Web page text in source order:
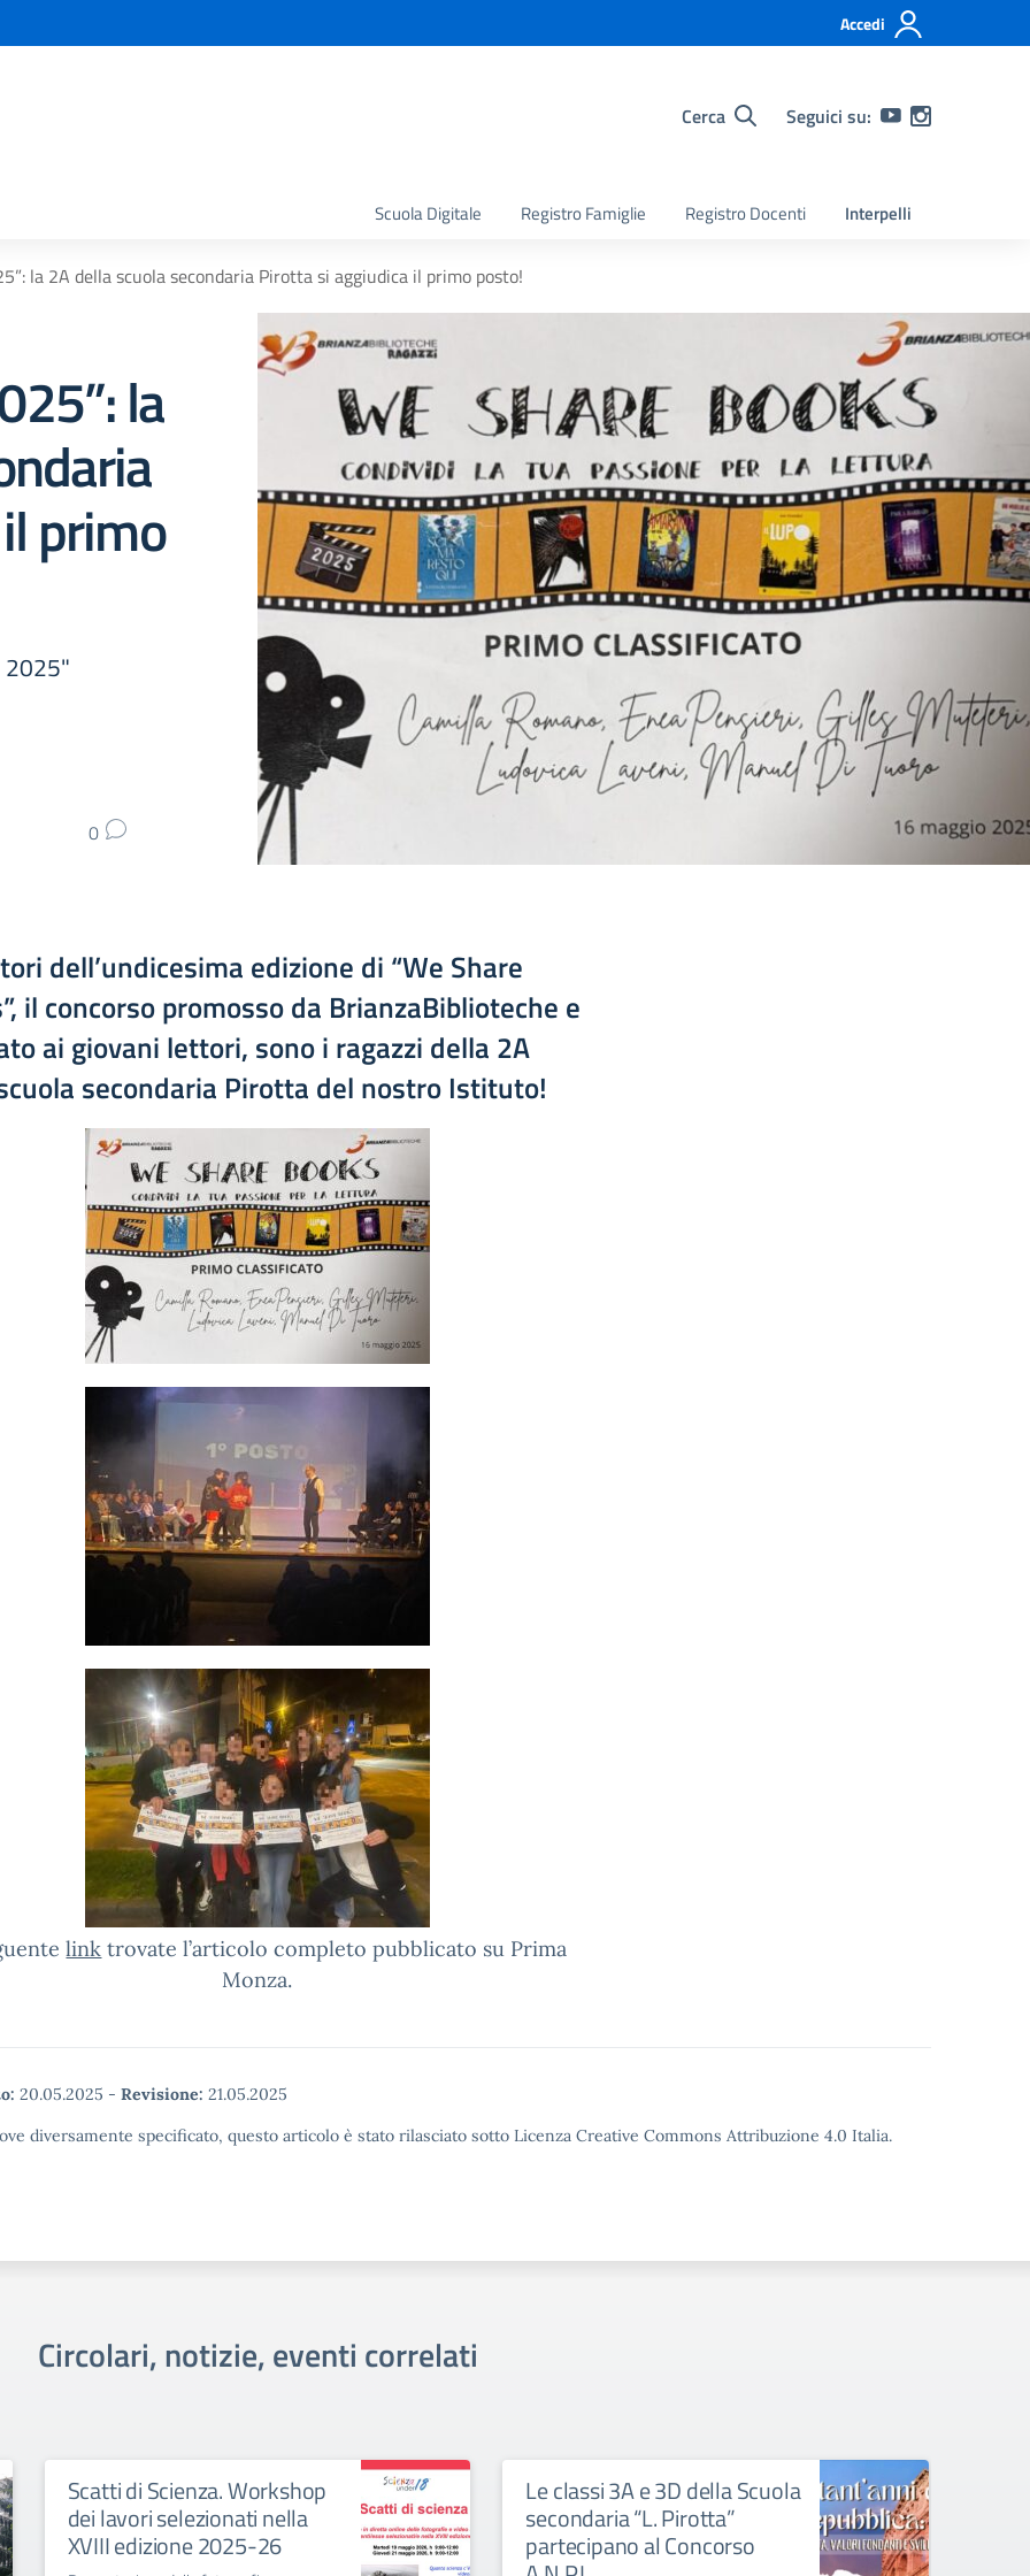
Accedi
Cerca Seguici su:
Scuola Digitale Registro Famiglie Registro Docenti Interpelli
la 2A della scuola secondaria Pirotta si aggiudica il primo posto!
la
primo
2025"
0
dell’undicesima edizione di “We Share
il concorso promosso da BrianzaBiblioteche e
ai giovani lettori, sono i ragazzi della 2A
secondaria Pirotta del nostro Istituto!
link trovate l’articolo completo pubblicato su Prima
Monza.
20.05.2025 - Revisione: 21.05.2025
diversamente specificato, questo articolo è stato rilasciato sotto Licenza Creative Commons Attribuzione 4.0 Italia.
Circolari, notizie, eventi correlati
Scatti di Scienza. Workshop
dei lavori selezionati nella
XVIII edizione 2025-26
Le classi 3A e 3D della Scuola
secondaria “L. Pirotta”
partecipano al Concorso